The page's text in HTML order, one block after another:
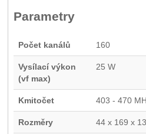
Parametry
Počet kanálů 160
Vysílací výkon
(vf max)
25 W
Kmitočet 403 - 470
Rozměry 44 x 169 x